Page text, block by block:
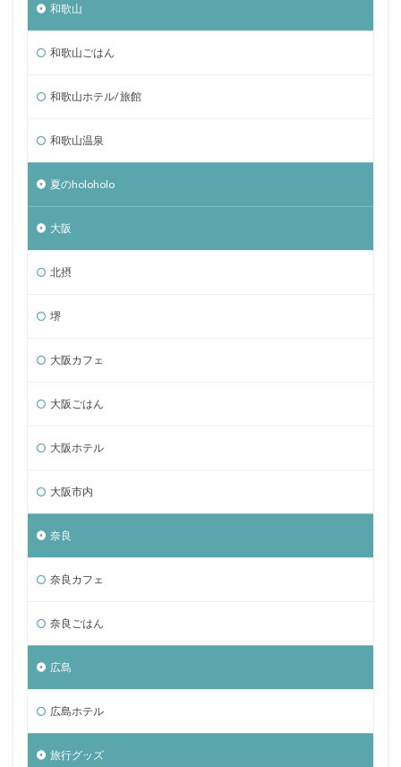
和歌山
和歌山ごはん
和歌山ホテル/ 旅館
和歌山温泉
夏のholoholo
大阪
北摂
堺
大阪カフェ
大阪ごはん
大阪ホテル
大阪市内
奈良
奈良カフェ
奈良ごはん
広島
広島ホテル
旅行グッズ